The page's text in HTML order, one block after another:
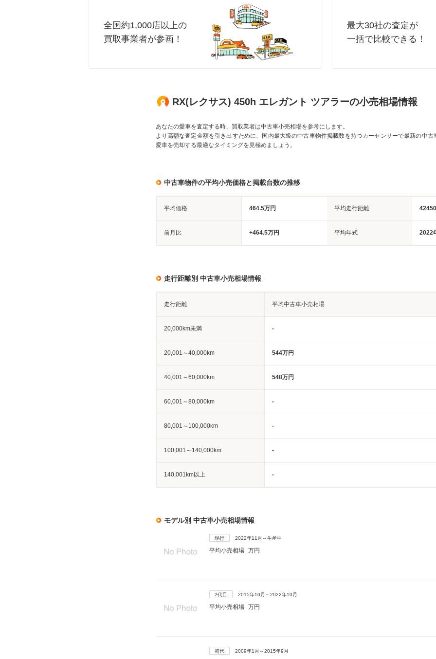
全国約1,000店以上の
買取事業者が参画！
最大30社の査定が
一括で比較できる！
RX(レクサス) 450h エレガント ツアラーの小売相場情報
あなたの愛車を査定する時、買取業者は中古車小売相場を参考にします。
より高額な査定金額を引き出すために、国内最大級の中古車物件掲載数を持つカーセンサーで最新の中古
愛車を売却する最適なタイミングを見極めましょう。
中古車物件の平均小売価格と掲載台数の推移
平均価格 464.5万円 平均走行距離
前月比 +464.5万円 平均年式 2022
走行距離別 中古車小売相場情報
走行距離 平均中古車小売相場
20,000km未満 -
20,001～40,000km 544万円
40,001～60,000km 548万円
60,001～80,000km -
80,001～100,000km -
100,001～140,000km -
140,001km以上 -
モデル別 中古車小売相場情報
現行 2022年11月～生産中
平均小売相場 万円
2代目 2015年10月～2022年10月
平均小売相場 万円
初代 2009年1月～2015年9月